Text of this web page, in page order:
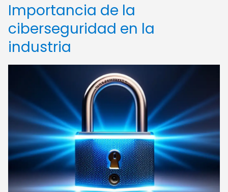
Importancia de la
ciberseguridad en la
industria